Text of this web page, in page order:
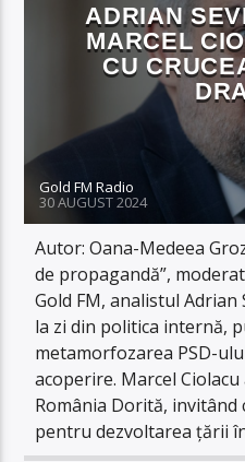
ADRIAN
MARCEL
CU
Gold FM Radio
30 AUGUST 2024
Autor: Oana-Medeea
de propagandă”,
Gold FM, analistul
la zi din politica internă,
metamorfozarea PSD-
acoperire. Marcel
România Dorită, invitând
pentru dezvoltarea țării